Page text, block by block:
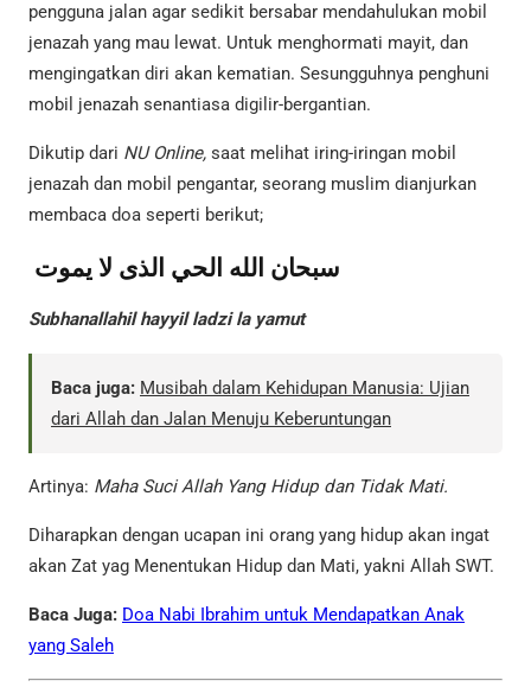
pengguna jalan agar sedikit bersabar mendahulukan mobil
jenazah yang mau lewat. Untuk menghormati mayit, dan
mengingatkan diri akan kematian. Sesungguhnya penghuni
mobil jenazah senantiasa digilir-bergantian.
Dikutip dari NU Online, saat melihat iring-iringan mobil
jenazah dan mobil pengantar, seorang muslim dianjurkan
membaca doa seperti berikut;
Subhanallahil hayyil ladzi la yamut
Baca juga: Musibah dalam Kehidupan Manusia: Ujian
dari Allah dan Jalan Menuju Keberuntungan
Artinya: Maha Suci Allah Yang Hidup dan Tidak Mati.
Diharapkan dengan ucapan ini orang yang hidup akan ingat
akan Zat yag Menentukan Hidup dan Mati, yakni Allah SWT.
Baca Juga: Doa Nabi Ibrahim untuk Mendapatkan Anak
yang Saleh